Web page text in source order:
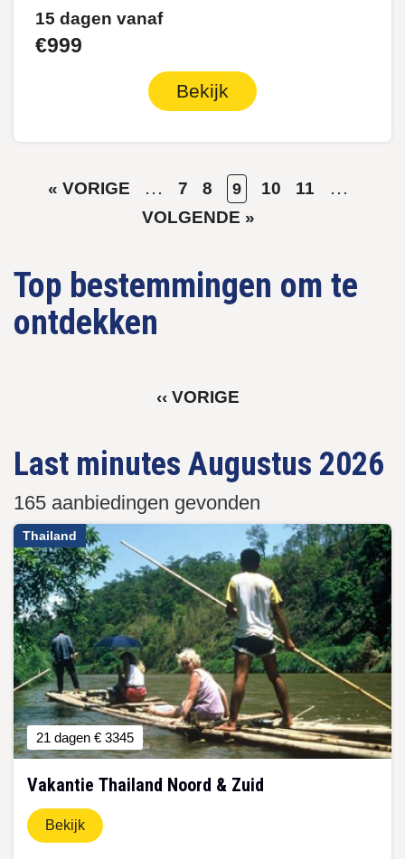
15 dagen vanaf
€999
Bekijk
VORIGE
« VORIGE … PAGE
7 PAGE
8
HUIDIGE
PAGINA
9 PAGE
10 PAGE
11 …
VOLGENDE »
Top bestemmingen om te
ontdekken
VORIGE
‹‹ VORIGE
Last minutes Augustus 2026
165 aanbiedingen gevonden
Thailand
21 dagen € 3345
Vakantie Thailand Noord & Zuid
Bekijk